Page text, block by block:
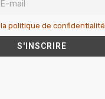
politique de confidentialité